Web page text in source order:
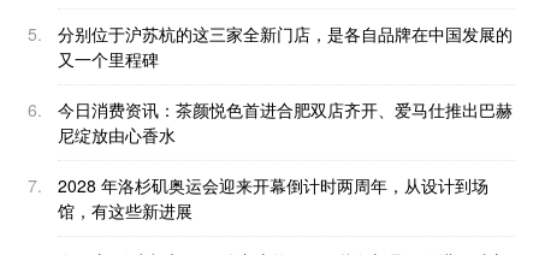
5.
分别位于沪苏杭的这三家全新门店，是各自品牌在中国发展的
又一个里程碑
6.
今日消费资讯：茶颜悦色首进合肥双店齐开、爱马仕推出巴赫
尼绽放由心香水
7.
2028 年洛杉矶奥运会迎来开幕倒计时两周年，从设计到场
馆，有这些新进展